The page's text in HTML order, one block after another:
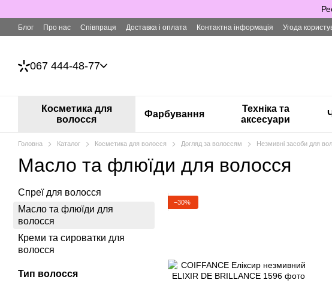
Блог Про нас Співпраця Доставка і оплата Контактна інформація Угода
067 444-48-77
Косметика для
волосся
Фарбування
Техніка та
аксесуари
Головна Каталог Косметика для волосся Догляд за волоссям Незмивні засоби для
Масло та флюїди для волосся
−30%
Спреї для волосся
Масло та флюїди для
волосся
Креми та сироватки для
волосся
Тип волосся